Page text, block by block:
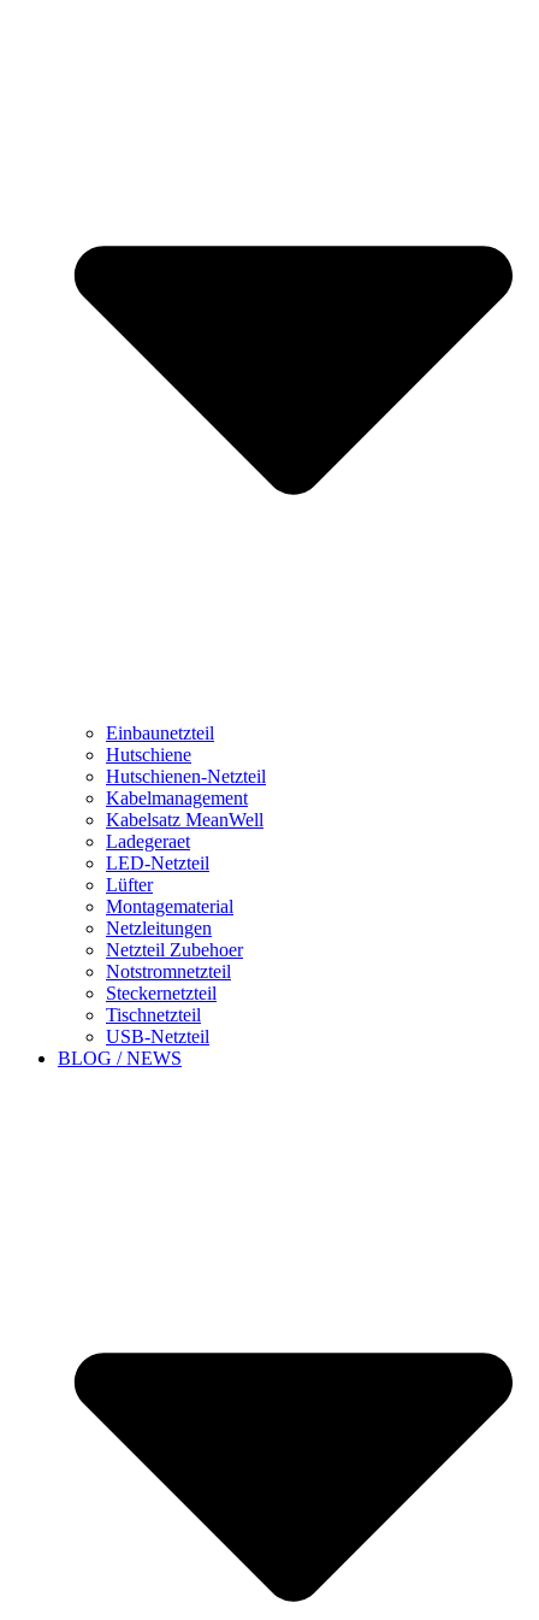
Einbaunetzteil
Hutschiene
Hutschienen-Netzteil
Kabelmanagement
Kabelsatz MeanWell
Ladegeraet
LED-Netzteil
Lüfter
Montagematerial
Netzleitungen
Netzteil Zubehoer
Notstromnetzteil
Steckernetzteil
Tischnetzteil
USB-Netzteil
BLOG / NEWS